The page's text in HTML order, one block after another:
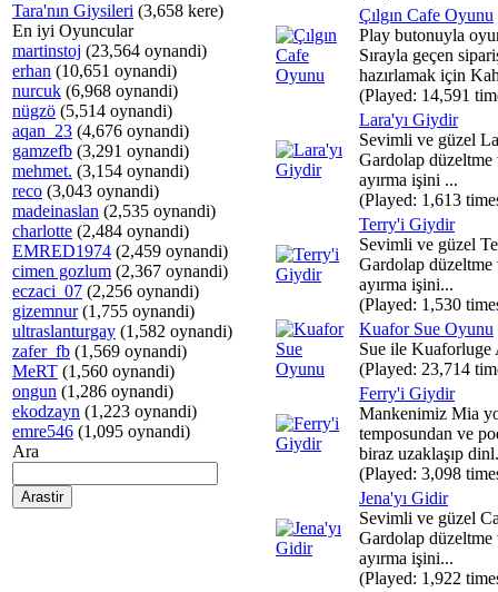
Tara'nın Giysileri (3,658 kere)
En iyi Oyuncular
martinstoj (23,564 oynandi)
erhan (10,651 oynandi)
nurcuk (6,968 oynandi)
nügzö (5,514 oynandi)
aqan_23 (4,676 oynandi)
gamzefb (3,291 oynandi)
mehmet. (3,154 oynandi)
reco (3,043 oynandi)
madeinaslan (2,535 oynandi)
charlotte (2,484 oynandi)
EMRED1974 (2,459 oynandi)
cimen gozlum (2,367 oynandi)
eczaci_07 (2,256 oynandi)
gizemnur(1,755 oynandi)
ultraslanturgay (1,582 oynandi)
zafer_fb (1,569 oynandi)
MeRT (1,560 oynandi)
ongun (1,286 oynandi)
ekodzayn (1,223 oynandi)
emre546 (1,095 oynandi)
Ara
Çılgın Cafe Oyunu
Play butonuyla
Sırayla geçen
hazırlamak için
(Played: 14,591
Lara'yı Giydir
Sevimli ve güzel
Gardolap düzeltme
ayırma işini ...
(Played: 1,613
Terry'i Giydir
Sevimli ve güzel
Gardolap düzeltme
ayırma işini...
(Played: 1,530
Kuafor Sue Oyunu
Sue ile
(Played: 23,714
Ferry'i Giydir
Mankenimiz Mia
temposundan ve
biraz uzaklaşıp
(Played: 3,098
Jena'yı Gidir
Sevimli ve güzel
Gardolap düzeltme
ayırma işini...
(Played: 1,922